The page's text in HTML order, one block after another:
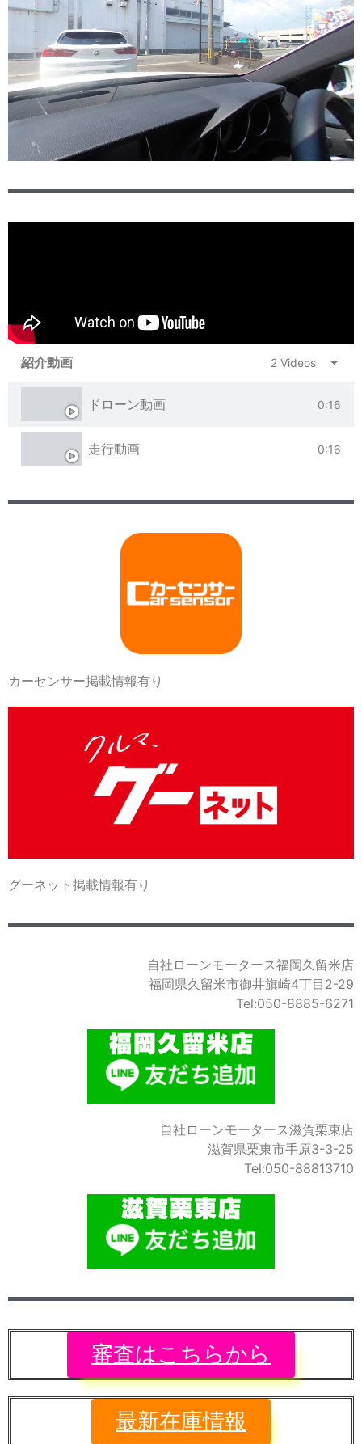
紹介動画 2 Videos
ドローン動画 0:16
走行動画 0:16
カーセンサー掲載情報有り
グーネット掲載情報有り
自社ローンモータース福岡久留米店
福岡県久留米市御井旗崎4丁目2-29
Tel:050-8885-6271
自社ローンモータース滋賀栗東店
滋賀県栗東市手原3-3-25
Tel:050-88813710
審査はこちらから
最新在庫情報